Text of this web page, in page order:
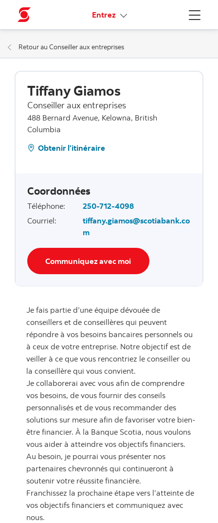
Menu
Entrez Liens connexes
Retour au Conseiller aux entreprises
Tiffany Giamos
Conseiller aux entreprises
488 Bernard Avenue, Kelowna, British
Columbia
Obtenir l’itinéraire
Coordonnées
Téléphone:
250-712-4098
Courriel:
tiffany.giamos@scotiabank.co
m
Communiquez avec moi
Je fais partie d’une équipe dévouée de
conseillers et de conseillères qui peuvent
répondre à vos besoins bancaires personnels ou
à ceux de votre entreprise. Notre objectif est de
veiller à ce que vous rencontriez le conseiller ou
la conseillère qui vous convient.
Je collaborerai avec vous afin de comprendre
vos besoins, de vous fournir des conseils
personnalisés et de vous recommander des
solutions sur mesure afin de favoriser votre bien-
être financier. À la Banque Scotia, nous voulons
vous aider à atteindre vos objectifs financiers.
Au besoin, je pourrai vous présenter nos
partenaires chevronnés qui continueront à
soutenir votre réussite financière.
Franchissez la prochaine étape vers l’atteinte de
vos objectifs financiers et communiquez avec
nous.